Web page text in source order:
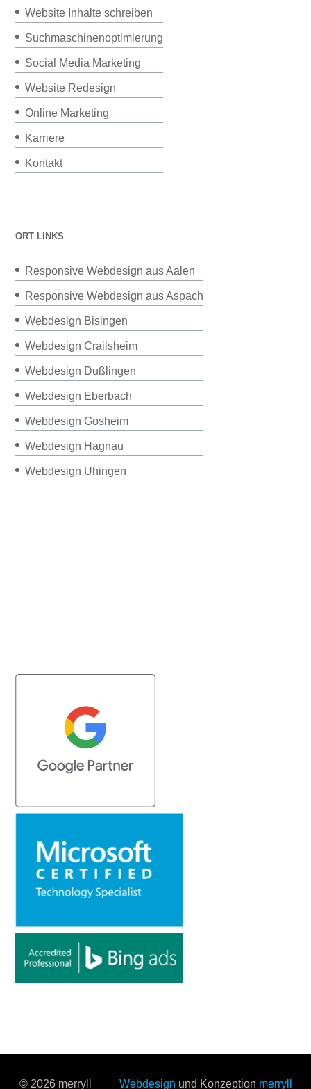
Website Inhalte schreiben
Suchmaschinenoptimierung
Social Media Marketing
Website Redesign
Online Marketing
Karriere
Kontakt
ORT LINKS
Responsive Webdesign aus Aalen
Responsive Webdesign aus Aspach
Webdesign Bisingen
Webdesign Crailsheim
Webdesign Dußlingen
Webdesign Eberbach
Webdesign Gosheim
Webdesign Hagnau
Webdesign Uhingen
© 2026 merryll Webdesign und Konzeption merryll